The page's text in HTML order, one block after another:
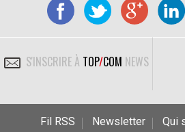
S'INSCRIRE À TOP/COM NEWS
Fil RSS Newsletter
Qui